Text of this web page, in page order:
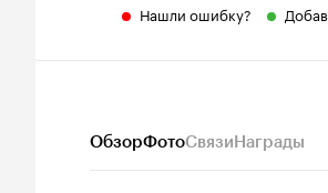
Нашли ошибку?
ОбзорФотоСвязиНаграды